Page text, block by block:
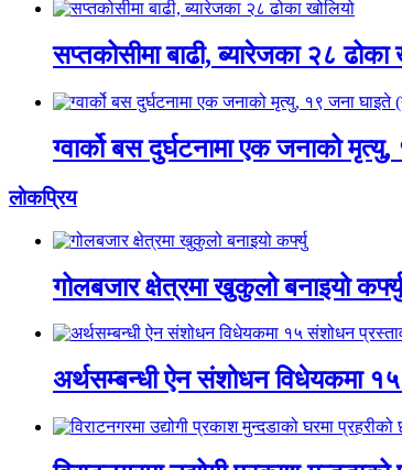
सप्तकोसीमा बाढी, ब्यारेजका २८ ढोका
ग्वार्को बस दुर्घटनामा एक जनाको
लाेकप्रिय
गोलबजार क्षेत्रमा खुकुलो बनाइयो कर्फ्यु
अर्थसम्बन्धी ऐन संशोधन विधेयकमा